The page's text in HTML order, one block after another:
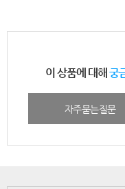
이 상품에 대해 궁
자주묻는질문